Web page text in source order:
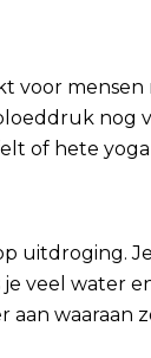
voor
nog
of hete
uitdroging.
veel water
aan waaraan